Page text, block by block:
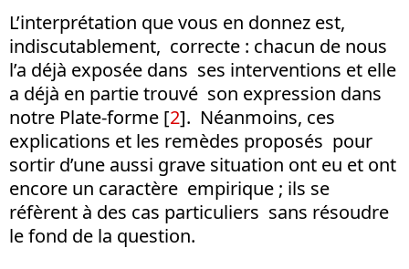
L’interprétation que vous en donnez est,
indiscutablement, correcte : chacun de nous
l’a déjà exposée dans ses interventions et elle
a déjà en partie trouvé son expression dans
notre Plate-forme [2]. Néanmoins, ces
explications et les remèdes proposés pour
sortir d’une aussi grave situation ont eu et ont
encore un caractère empirique ; ils se
réfèrent à des cas particuliers sans résoudre
le fond de la question.